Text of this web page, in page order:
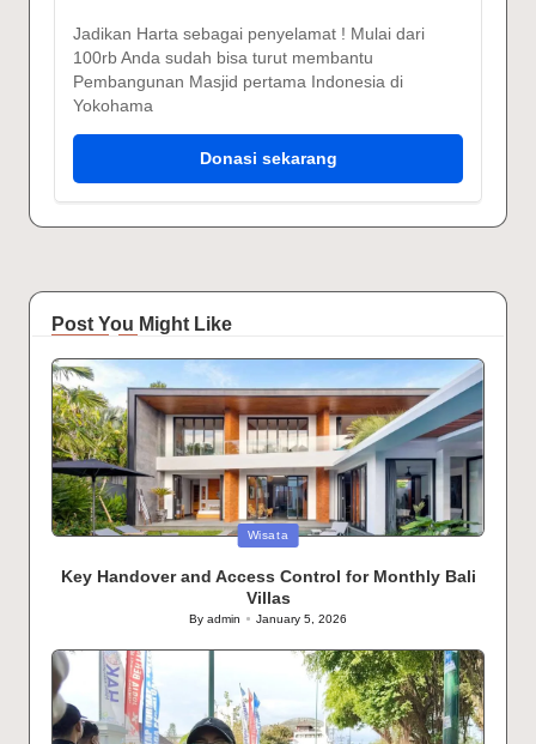
Jadikan Harta sebagai penyelamat ! Mulai dari
100rb Anda sudah bisa turut membantu
Pembangunan Masjid pertama Indonesia di
Yokohama
Donasi sekarang
Post You Might Like
Posted
Wisata
Key Handover and Access Control for Monthly Bali
Villas
Posted
Byadmin January 5, 2026